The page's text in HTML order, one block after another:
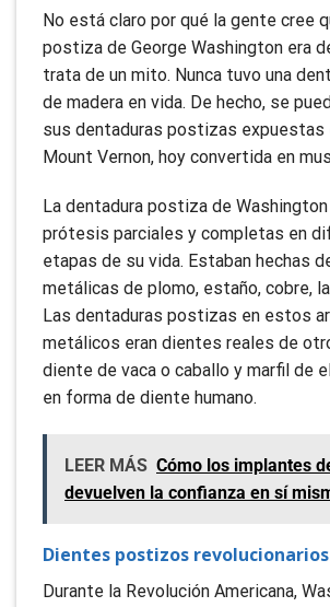
No está claro por qué la gente cree
postiza de George Washington era
trata de un mito. Nunca tuvo una
de madera en vida. De hecho, se
sus dentaduras postizas expuestas
Mount Vernon, hoy convertida en
La dentadura postiza de
prótesis parciales y completas en
etapas de su vida. Estaban hechas
metálicas de plomo, estaño, cobre,
Las dentaduras postizas en estos
metálicos eran dientes reales de
diente de vaca o caballo y marfil de
en forma de diente humano.
LEER MÁS Cómo los implantes
devuelven la confianza en sí
Dientes postizos revolucionarios
Durante la Revolución Americana,